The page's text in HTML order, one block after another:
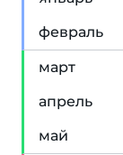
февраль
март
апрель
май